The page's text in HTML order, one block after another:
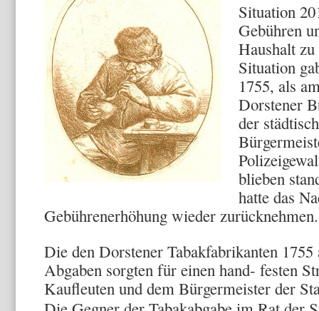
Situation
Gebühren
Haushalt
Situation
1755, als
Dorstener
der
blieben
hatte das
Gebührenerhöhung wieder
Die den Dorstener Tabakfabrikanten
Abgaben sorgten für einen hand- festen
Kaufleuten und dem Bürgermeister der